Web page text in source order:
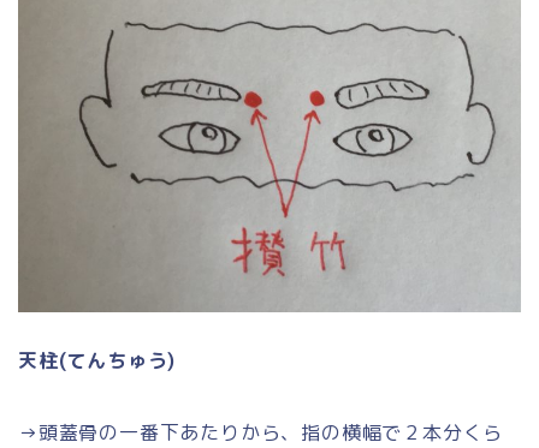
天柱(てんちゅう)
→頭蓋骨の一番下あたりから、指の横幅で２本分くら